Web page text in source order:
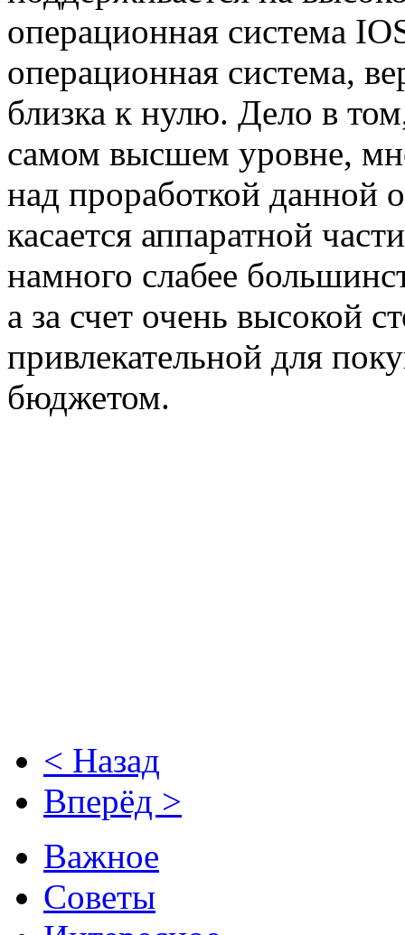
операционная система
операционная система,
близка к нулю. Дело в
самом высшем уровне,
над проработкой данной
касается аппаратной
намного слабее
а за счет очень высокой
привлекательной для
бюджетом.
< Назад
Вперёд >
Важное
Советы